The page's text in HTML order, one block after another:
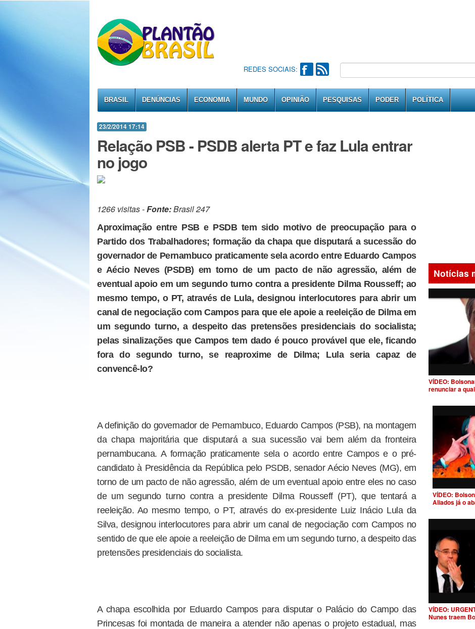
REDES SOCIAIS:
BRASIL DENÚNCIAS ECONOMIA MUNDO OPINIÃO PESQUISAS PODER POLÍTICA
23/2/2014 17:14
Relação PSB - PSDB alerta PT e faz Lula entrar
no jogo
1266 visitas -Fonte:Brasil 247
Aproximação entre PSB e PSDB tem sido motivo de preocupação para o
Partido dos Trabalhadores; formação da chapa que disputará a sucessão do
governador de Pernambuco praticamente sela acordo entre Eduardo Campos
e Aécio Neves (PSDB) em torno de um pacto de não agressão, além de
eventual apoio em um segundo turno contra a presidente Dilma Rousseff; ao
mesmo tempo, o PT, através de Lula, designou interlocutores para abrir um
canal de negociação com Campos para que ele apoie a reeleição de Dilma em
um segundo turno, a despeito das pretensões presidenciais do socialista;
pelas sinalizações que Campos tem dado é pouco provável que ele, ficando
fora do segundo turno, se reaproxime de Dilma; Lula seria capaz de
convencê-lo?
A definição do governador de Pernambuco, Eduardo Campos (PSB), na montagem
da chapa majoritária que disputará a sua sucessão vai bem além da fronteira
pernambucana. A formação praticamente sela o acordo entre Campos e o pré-
candidato à Presidência da República pelo PSDB, senador Aécio Neves (MG), em
torno de um pacto de não agressão, além de um eventual apoio entre eles no caso
de um segundo turno contra a presidente Dilma Rousseff (PT), que tentará a
reeleição. Ao mesmo tempo, o PT, através do ex-presidente Luiz Inácio Lula da
Silva, designou interlocutores para abrir um canal de negociação com Campos no
sentido de que ele apoie a reeleição de Dilma em um segundo turno, a despeito das
pretensões presidenciais do socialista.
A chapa escolhida por Eduardo Campos para disputar o Palácio do Campo das
Princesas foi montada de maneira a atender não apenas o projeto estadual, mas
Notícias
VÍDEO:
renunciar a
VÍDEO:
Aliados já o
VÍDEO:
Nunes traem